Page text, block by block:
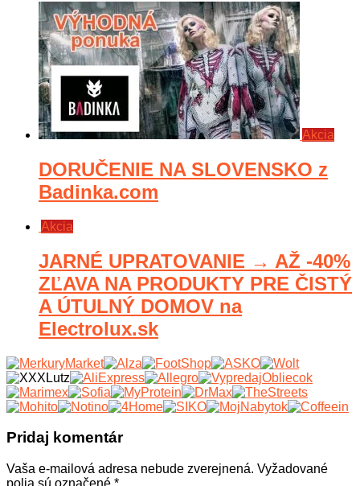
Akcia
DORUČENIE NA SLOVENSKO z
Badinka.com
Akcia
JARNÉ UPRATOVANIE → AŽ -40%
ZĽAVA NA PRODUKTY PRE ČISTÝ
A ÚTULNÝ DOMOV na
Electrolux.sk
Pridaj komentár
Vaša e-mailová adresa nebude zverejnená. Vyžadované
polia sú označené *